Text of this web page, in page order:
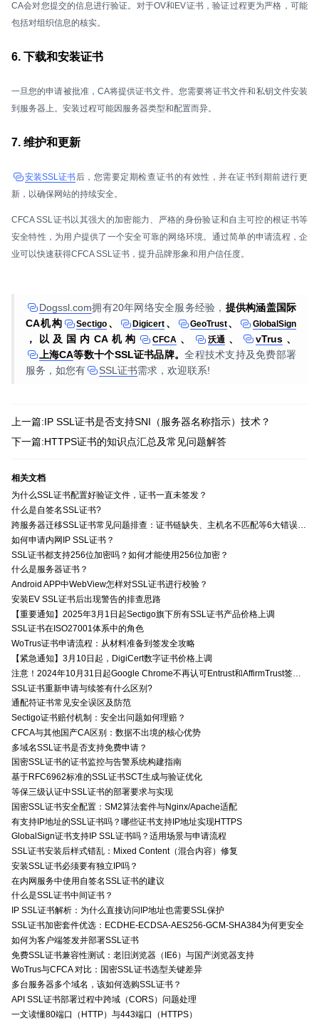
CA会对您提交的信息进行验证。对于OV和EV证书，验证过程更为严格，可能
包括对组织信息的核实。
6. 下载和安装证书
一旦您的申请被批准，CA将提供证书文件。您需要将证书文件和私钥文件安装
到服务器上。安装过程可能因服务器类型和配置而异。
7. 维护和更新
安装SSL证书后，您需要定期检查证书的有效性，并在证书到期前进行更
新，以确保网站的持续安全。
CFCA SSL证书以其强大的加密能力、严格的身份验证和自主可控的根证书等
安全特性，为用户提供了一个安全可靠的网络环境。通过简单的申请流程，企
业可以快速获得CFCA SSL证书，提升品牌形象和用户信任度。
Dogssl.com拥有20年网络安全服务经验， 提供构涵盖国际
CA机构
Sectigo 、 Digicert 、 GeoTrust、 GlobalSign
，以及国内CA机构 CFCA 、 沃通 、 vTrus、
上海CA等数十个SSL证书品牌。全程技术支持及免费部署
服务，如您有
SSL证书需求，欢迎联系!
上一篇:IP SSL证书是否支持SNI（服务器名称指示）技术？
下一篇:HTTPS证书的知识点汇总及常见问题解答
相关文档
为什么SSL证书配置好验证文件，证书一直未签发？
什么是自签名SSL证书?
跨服务器迁移SSL证书常见问题排查：证书链缺失、主机名不匹配等6大错误解决方案
如何申请内网IP SSL证书？
SSL证书都支持256位加密吗？如何才能使用256位加密？
什么是服务器证书？
Android APP中WebView怎样对SSL证书进行校验？
安装EV SSL证书后出现警告的排查思路
【重要通知】2025年3月1日起Sectigo旗下所有SSL证书产品价格上调
SSL证书在ISO27001体系中的角色
WoTrus证书申请流程：从材料准备到签发全攻略
【紧急通知】3月10日起，DigiCert数字证书价格上调
SSL证书重新申请与续签有什么区别?
通配符证书常见安全误区及防范
Sectigo证书赔付机制：安全出问题如何理赔？
CFCA与其他国产CA区别：数据不出境的核心优势
多域名SSL证书是否支持免费申请？
国密SSL证书的证书监控与告警系统构建指南
基于RFC6962标准的SSL证书SCT生成与验证优化
等保三级认证中SSL证书的部署要求与实现
国密SSL证书安全配置：SM2算法套件与Nginx/Apache适配
有支持IP地址的SSL证书吗？哪些证书支持IP地址实现HTTPS
GlobalSign证书支持IP SSL证书吗？适用场景与申请流程
SSL证书安装后样式错乱：Mixed Content（混合内容）修复
安装SSL证书必须要有独立IP吗？
在内网服务中使用自签名SSL证书的建议
什么是SSL证书中间证书？
IP SSL证书解析：为什么直接访问IP地址也需要SSL保护
SSL证书加密套件优选：ECDHE-ECDSA-AES256-GCM-SHA384为何更安全
如何为客户端签发并部署SSL证书
免费SSL证书兼容性测试：老旧浏览器（IE6）与国产浏览器支持
WoTrus与CFCA 对比：国密SSL证书选型关键差异
多台服务器多个域名，该如何选购SSL证书？
API SSL证书部署过程中跨域（CORS）问题处理
一文读懂80端口（HTTP）与443端口（HTTPS）